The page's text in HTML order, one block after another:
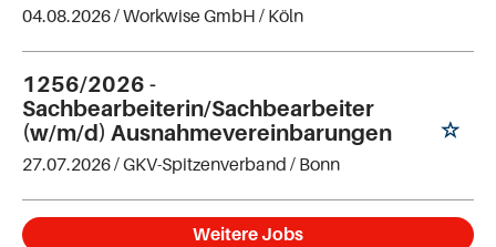
04.08.2026 /Workwise GmbH / Köln
1256/2026 -
Sachbearbeiterin/Sachbearbeiter
(w/m/d) Ausnahmevereinbarungen
27.07.2026 /GKV-Spitzenverband / Bonn
Weitere Jobs